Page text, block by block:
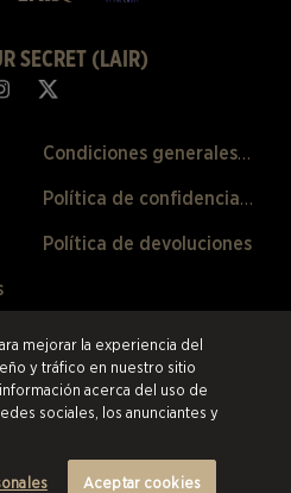
SECRET (LAIR)
Condiciones generales de venta
Política de confidencialidad
Política de devoluciones
los derechos reservados.
Las marcas
dueños en los Estados Unidos y
revendedor autorizado de los productos
en esta tienda en línea.
mejorar la experiencia del
y tráfico en nuestro sitio
acerca del uso de
sociales, los anunciantes y
Aceptar cookies